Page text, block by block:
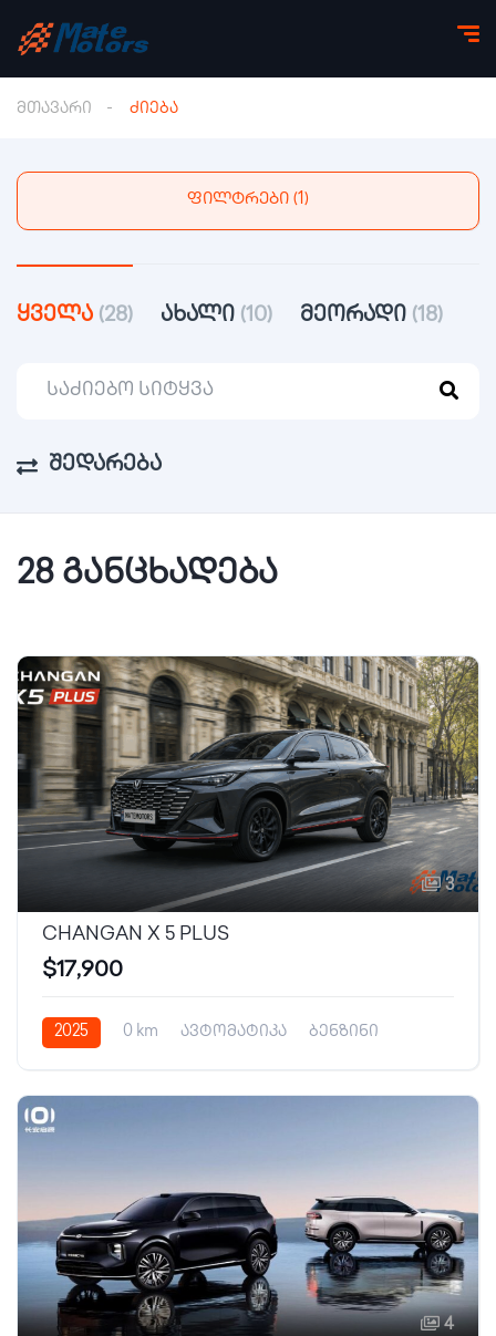
მთავარი ძიება
ფილტრები (1)
ყველა (28) ახალი (10) მეორადი (18)
შედარება
28 განცხადება
3
CHANGAN X 5 PLUS
$17,900
2025 0 km ავტომატიკა ბენზინი
4